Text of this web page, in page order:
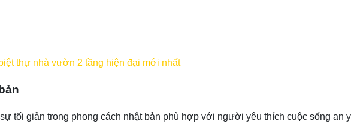
thự nhà vườn 2 tầng hiện đại mới nhất
tối giản trong phong cách nhật bản phù hợp với người yêu thích cuộc sống an